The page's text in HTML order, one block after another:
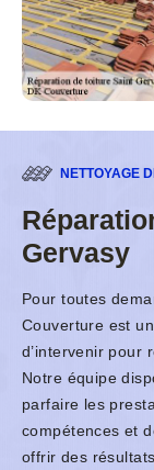
NETTOYAGE
Gervasy
Pour toutes
Couverture est
d’intervenir pour
Notre équipe
parfaire les
compétences et
offrir des